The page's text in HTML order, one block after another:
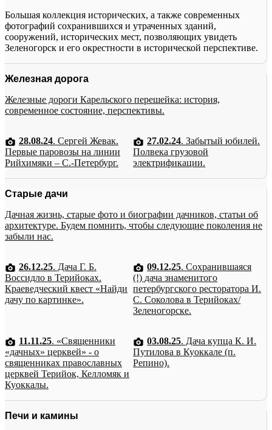
Большая коллекция исторических, а также современных
фотографий сохранившихся и утраченных зданий,
сооружений, исторических мест, позволяющих увидеть
Зеленогорск и его окрестности в исторической перспективе.
Железная дорога
Железные дороги Карельского перешейка: история,
современное состояние, перспективы.
28.08.24. Сергей Жевак.
Первые паровозы на линии
Рийхимяки – С.-Петербург.
27.02.24. Забытый юбилей.
Полвека грузовой
электрификации.
Старые дачи
Дачная жизнь, старые фото и биографии дачников, статьи об
архитектуре. Будем помнить, чтобы следующие поколения не
забыли нас.
26.12.25. Дача Г. Б.
Воссидло в Терийоках.
Краеведческий квест «Найди
дачу по картинке».
09.12.25. Сохранившаяся
(!) дача знаменитого
петербургского ресторатора И.
С. Соколова в Терийоках/
Зеленогорске.
11.11.25. «Священники
«дачных» церквей» - о
священниках православных
церквей Терийок, Келломяк и
Куоккалы.
03.08.25. Дача купца К. И.
Путилова в Куоккале (п.
Репино).
Печи и камины